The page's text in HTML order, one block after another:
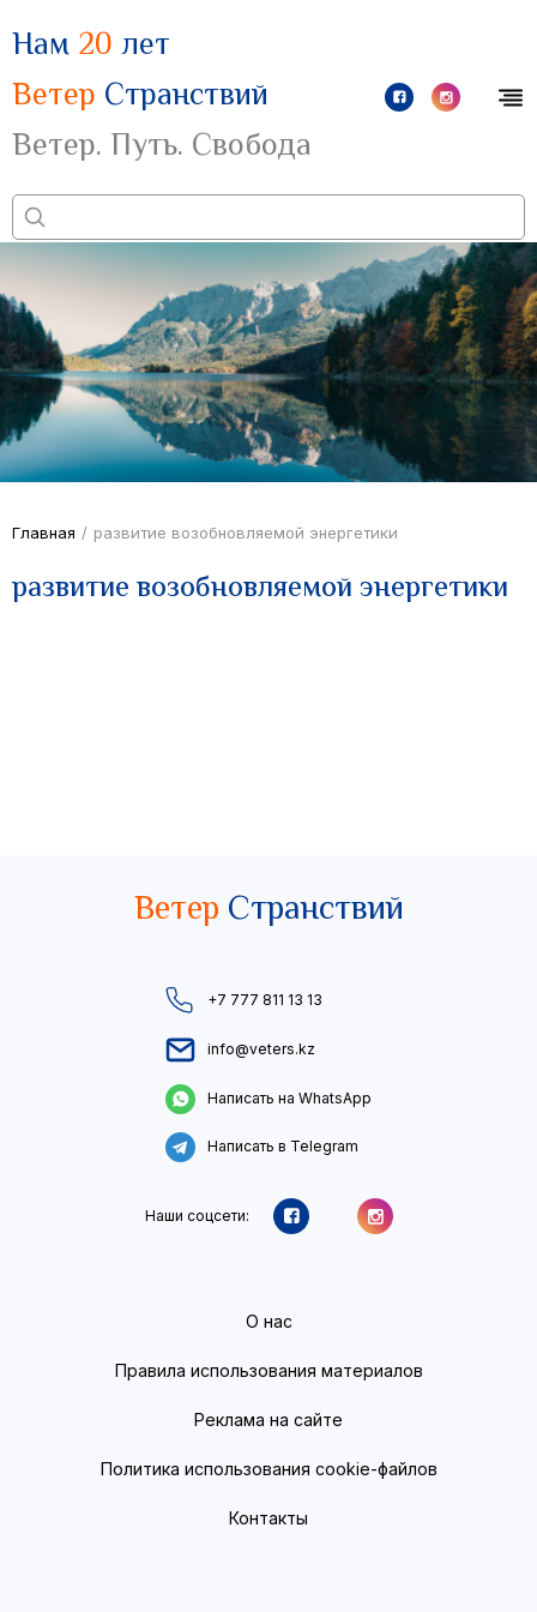
Нам 20 лет
Ветер Странствий
Ветер. Путь. Свобода
Главная / развитие возобновляемой энергетики
развитие возобновляемой энергетики
Ветер Странствий
+7 777 811 13 13
info@veters.kz
Написать на WhatsApp
Написать в Telegram
Наши соцсети:
О нас
Правила использования материалов
Реклама на сайте
Политика использования cookie-файлов
Контакты